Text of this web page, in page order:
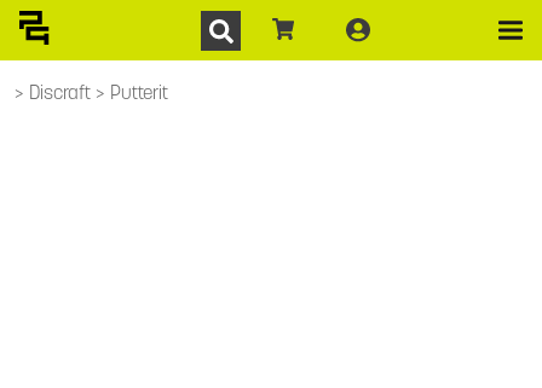
Discraft Putterit